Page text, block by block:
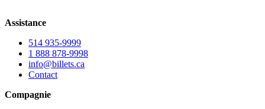
Assistance
514 935-9999
1 888 878-9998
info@billets.ca
Contact
Compagnie